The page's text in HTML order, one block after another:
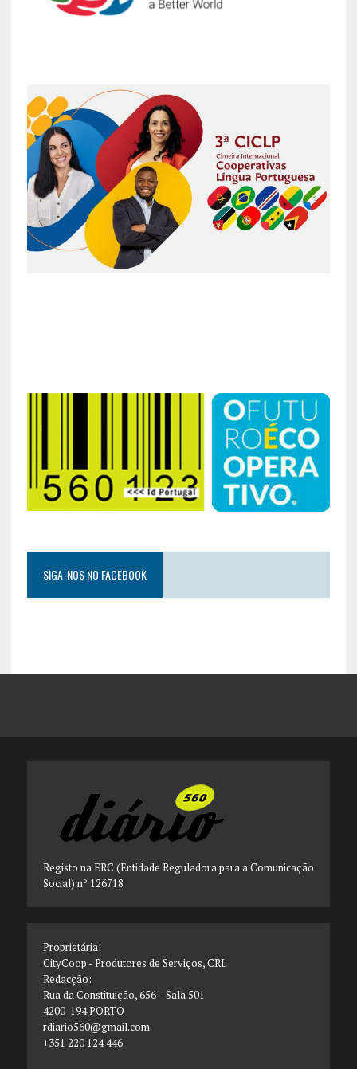
SIGA-NOS NO FACEBOOK
Registo na ERC (Entidade Reguladora para a Comunicação
Social) nº 126718
Proprietária:
CityCoop - Produtores de Serviços, CRL
Redacção:
Rua da Constituição, 656 – Sala 501
4200-194 PORTO
rdiario560@gmail.com
+351 220 124 446